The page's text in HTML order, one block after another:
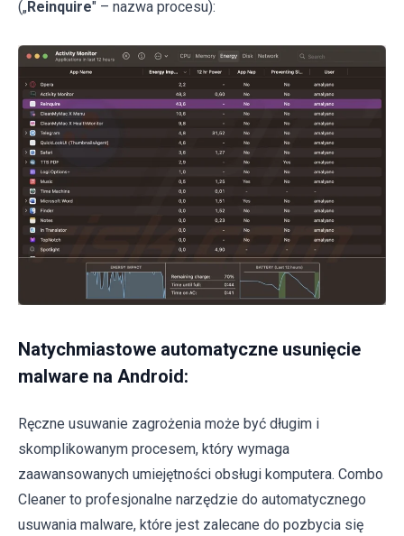
(„Reinquire" – nazwa procesu):
Natychmiastowe automatyczne usunięcie
malware na Android:
Ręczne usuwanie zagrożenia może być długim i
skomplikowanym procesem, który wymaga
zaawansowanych umiejętności obsługi komputera. Combo
Cleaner to profesjonalne narzędzie do automatycznego
usuwania malware, które jest zalecane do pozbycia się